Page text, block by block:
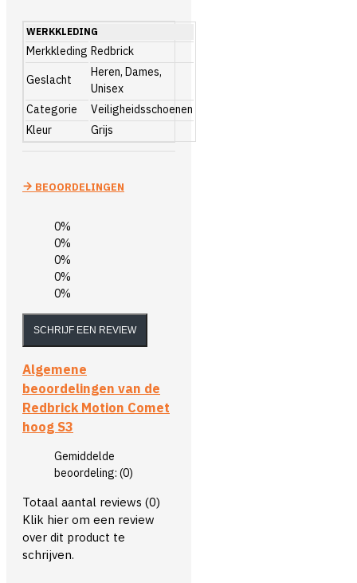
WERKKLEDING
Merkkleding Redbrick
Geslacht
Heren, Dames,
Unisex
Categorie
Veiligheidsschoenen
Kleur
Grijs
BEOORDELINGEN
0%
0%
0%
0%
0%
SCHRIJF EEN REVIEW
Algemene
beoordelingen van de
Redbrick Motion Comet
hoog S3
Gemiddelde
beoordeling: (0)
Totaal aantal reviews (0)
Klik hier om een review
over dit product te
schrijven.